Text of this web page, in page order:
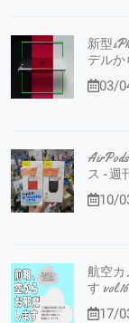
新型
デルか
03/
ス - 週
10/
航空カ
す
17/